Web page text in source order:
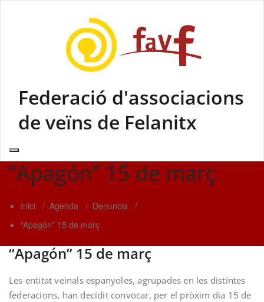
Federació d'associacions
de veïns de Felanitx
“Apagón” 15 de març
Inici / Agenda / Denuncia /
“Apagón” 15 de març
“Apagón” 15 de març
Les entitat veinals espanyoles, agrupades en les distintes
federacions, han decidit convocar, per el pròxim dia 15 de